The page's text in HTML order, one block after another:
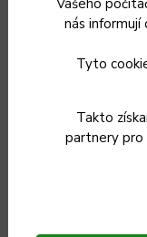
nás
Tyto
Takto
partnery pro
2 ks zadní